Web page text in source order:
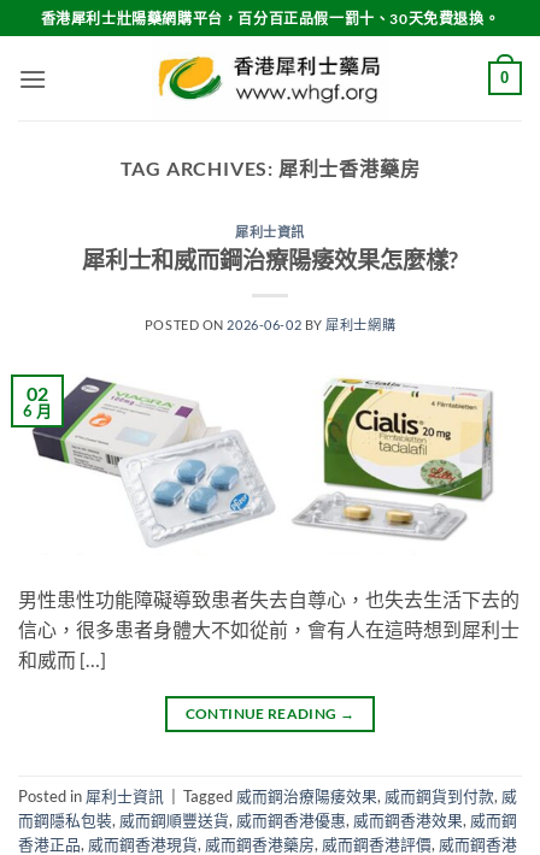
to
content
香港犀利士壯陽藥網購平台，百分百正品假一罰十、30天免費退換。
0
TAG ARCHIVES: 犀利士香港藥房
犀利士資訊
犀利士和威而鋼治療陽痿效果怎麼樣?
POSTED ON 2026-06-02 BY 犀利士網購
02
6 月
男性患性功能障礙導致患者失去自尊心，也失去生活下去的
信心，很多患者身體大不如從前，會有人在這時想到犀利士
和威而 […]
CONTINUE READING →
Posted in 犀利士資訊 Tagged 威而鋼治療陽痿效果, 威而鋼貨到付款, 威
而鋼隱私包裝, 威而鋼順豐送貨, 威而鋼香港優惠, 威而鋼香港效果, 威而鋼
香港正品, 威而鋼香港現貨, 威而鋼香港藥房, 威而鋼香港評價, 威而鋼香港